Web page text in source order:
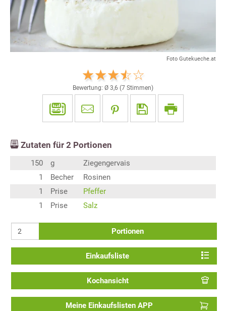
Foto Gutekueche.at
Bewertung: Ø 3,6 (7 Stimmen)
Zutaten für 2 Portionen
150 g
Ziegengervais
1
Becher
Rosinen
1
Prise
Pfeffer
1
Prise Salz
Portionen
Einkaufsliste
Kochansicht
Meine Einkaufslisten APP